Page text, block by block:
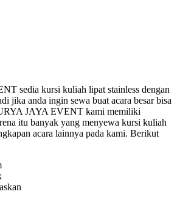
sedia kursi kuliah lipat stainless dengan
jika anda ingin sewa buat acara besar bisa
JAYA EVENT kami memiliki
itu banyak yang menyewa kursi kuliah
acara lainnya pada kami. Berikut